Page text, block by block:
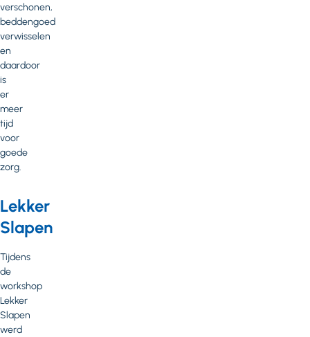
verschonen,
beddengoed
verwisselen
en
daardoor
is
er
meer
tijd
voor
goede
zorg.
Lekker
Slapen
Tijdens
de
workshop
Lekker
Slapen
werd